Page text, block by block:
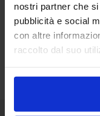
nostri partner che
pubblicità e social
con altre
raccolto dal suo